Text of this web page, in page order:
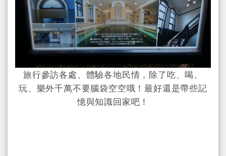
旅行參訪各處、體驗各地民情，除了吃、喝、
玩、樂外千萬不要腦袋空空哦！最好還是帶些記
憶與知識回家吧！